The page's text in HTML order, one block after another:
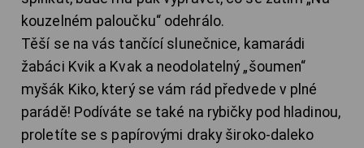
kouzelném paloučku“ odehrálo.
Těší se na vás tančící slunečnice, kamarádi
žabáci Kvik a Kvak a neodolatelný „šoumen“
myšák Kiko, který se vám rád předvede v plné
parádě! Podíváte se také na rybičky pod hladinou,
proletíte se s papírovými draky široko-daleko